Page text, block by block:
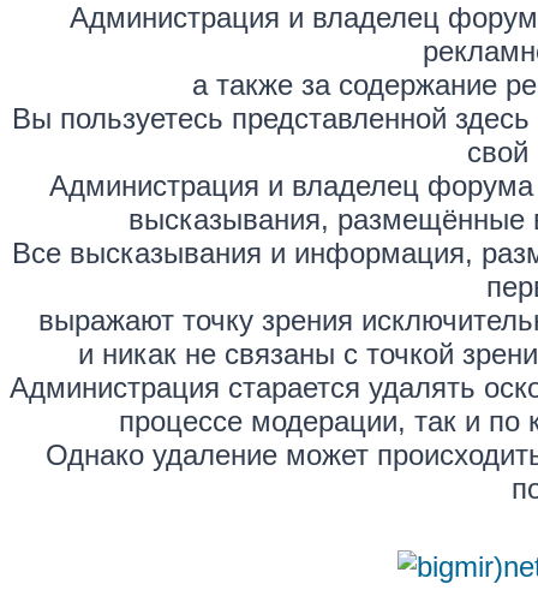
Администрация и владелец
а также за содержание
Вы пользуетесь представленной
свой
Администрация и владелец форума
высказывания, размещённые
Все высказывания и информация,
выражают точку зрения
и никак не связаны с точкой
Администрация старается удалять
процессе модерации, так и по
Однако удаление может